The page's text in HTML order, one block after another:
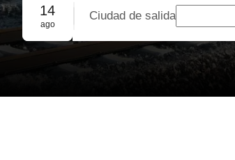
Reserva grupal
14
ago
Ciudad de salida